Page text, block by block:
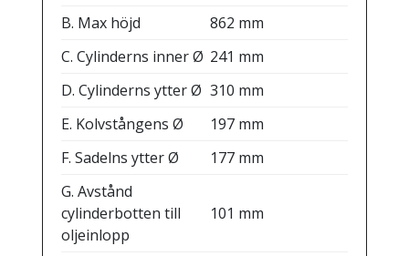
B. Max höjd
862 mm
C. Cylinderns inner Ø 241 mm
D. Cylinderns ytter Ø 310 mm
E. Kolvstångens Ø
197 mm
F. Sadelns ytter Ø
177 mm
G. Avstånd
cylinderbotten till
oljeinlopp
101 mm